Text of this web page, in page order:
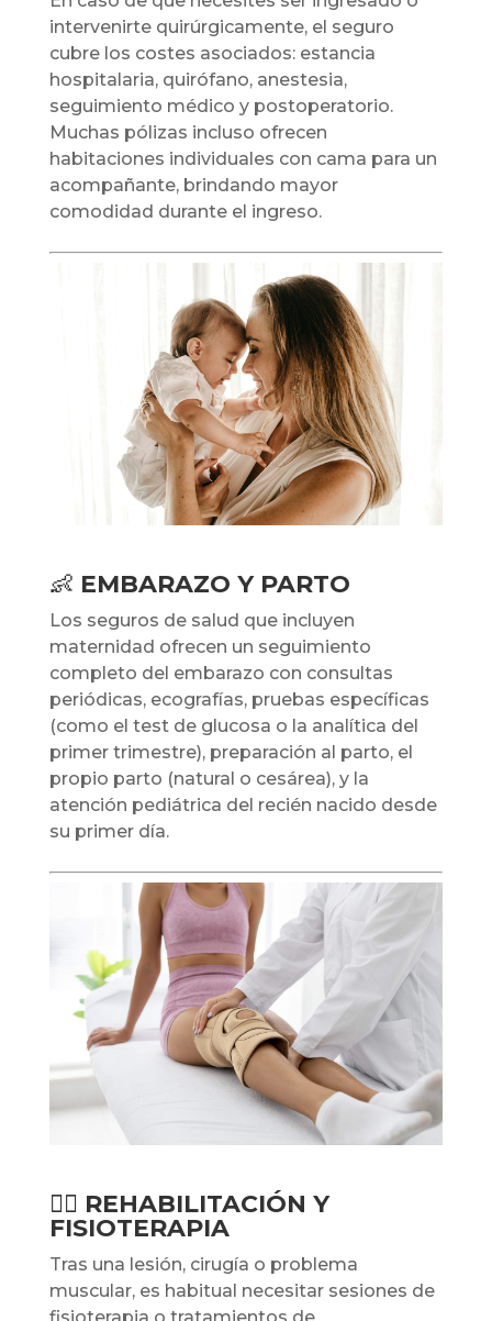
intervenirte quirúrgicamente, el seguro
cubre los costes asociados: estancia
hospitalaria, quirófano, anestesia,
seguimiento médico y postoperatorio.
Muchas pólizas incluso ofrecen
habitaciones individuales con cama para un
acompañante, brindando mayor
comodidad durante el ingreso.
👶 EMBARAZO Y PARTO
Los seguros de salud que incluyen
maternidad ofrecen un seguimiento
completo del embarazo con consultas
periódicas, ecografías, pruebas específicas
(como el test de glucosa o la analítica del
primer trimestre), preparación al parto, el
propio parto (natural o cesárea), y la
atención pediátrica del recién nacido desde
su primer día.
🧘‍♀️ REHABILITACIÓN Y
FISIOTERAPIA
Tras una lesión, cirugía o problema
muscular, es habitual necesitar sesiones de